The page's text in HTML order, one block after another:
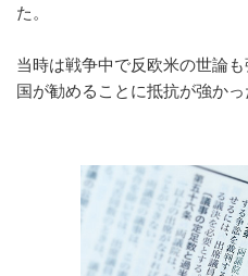
た。
当時は戦争中で反欧米の世論
国が勧めることに抵抗が強かっ